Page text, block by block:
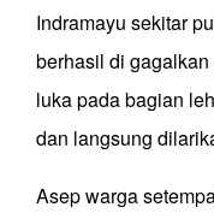
Indramayu sekitar
berhasil di
luka pada bagian
dan langsung
Asep warga